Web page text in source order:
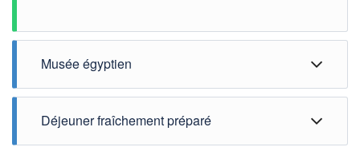
Musée égyptien
sur la place Tahrir pour admirer les merveilles du roi
Toutânkhamon, notamment son masque d'or, son
Déjeuner fraîchement préparé